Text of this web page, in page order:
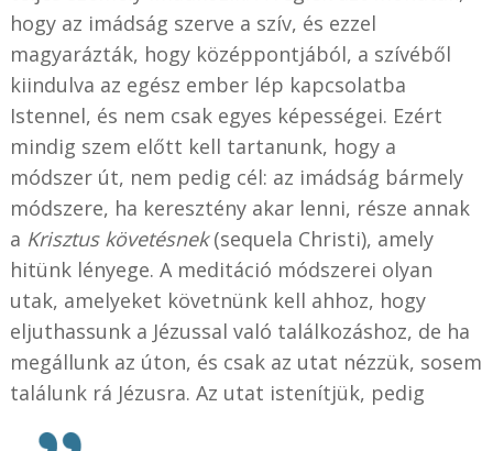
hogy az imádság szerve a szív, és ezzel
magyarázták, hogy középpontjából, a szívéből
kiindulva az egész ember lép kapcsolatba
Istennel, és nem csak egyes képességei. Ezért
mindig szem előtt kell tartanunk, hogy a
módszer út, nem pedig cél: az imádság bármely
módszere, ha keresztény akar lenni, része annak
a Krisztus követésnek(sequela Christi), amely
hitünk lényege. A meditáció módszerei olyan
utak, amelyeket követnünk kell ahhoz, hogy
eljuthassunk a Jézussal való találkozáshoz, de ha
megállunk az úton, és csak az utat nézzük, sosem
találunk rá Jézusra. Az utat istenítjük, pedig